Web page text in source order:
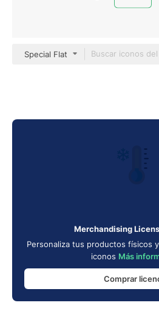
Special Flat
Merchandising
Personaliza tus productos físicos
iconos Más
Comprar